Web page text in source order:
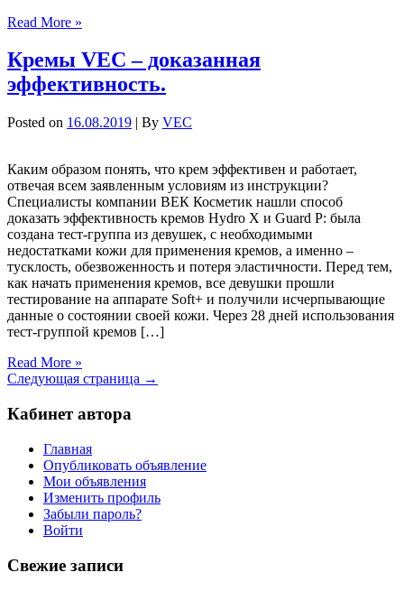
Read More »
Кремы VEC – доказанная
эффективность.
Posted on 16.08.2019 | By VEC
Каким образом понять, что крем эффективен и работает,
отвечая всем заявленным условиям из инструкции?
Специалисты компании ВЕК Косметик нашли способ
доказать эффективность кремов Hydro X и Guard P: была
создана тест-группа из девушек, с необходимыми
недостатками кожи для применения кремов, а именно –
тусклость, обезвоженность и потеря эластичности. Перед тем,
как начать применения кремов, все девушки прошли
тестирование на аппарате Soft+ и получили исчерпывающие
данные о состоянии своей кожи. Через 28 дней использования
тест-группой кремов […]
Read More »
Следующая страница →
Кабинет автора
Главная
Опубликовать объявление
Мои объявления
Изменить профиль
Забыли пароль?
Войти
Свежие записи